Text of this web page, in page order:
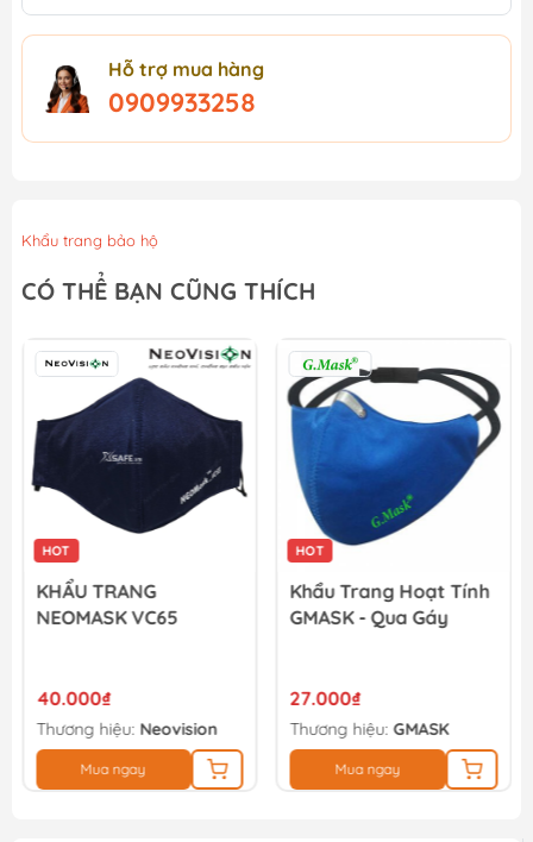
Hỗ trợ mua hàng
0909933258
Khẩu trang bảo hộ
CÓ THỂ BẠN CŨNG THÍCH
HOT
Khẩu Trang Hoạt Tính
GMASK - Qua Gáy
27.000₫
Thương hiệu: GMASK
Mua ngay
KHẨU TRANG
HONEYWELL H910V
28.000₫
Thương hiệu:HONEYWELL
Mua ngay